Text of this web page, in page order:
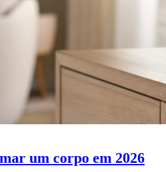
um corpo em 2026